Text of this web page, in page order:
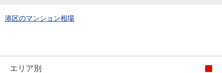
港区のマンション相場
エリア別